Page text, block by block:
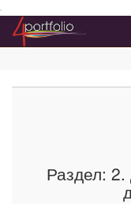
Преейти на главное
Раздел: